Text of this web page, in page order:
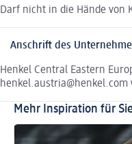
Darf nicht in die Hände von
Anschrift des
Henkel Central Eastern
henkel.austria@henkel.com
Mehr Inspiration für